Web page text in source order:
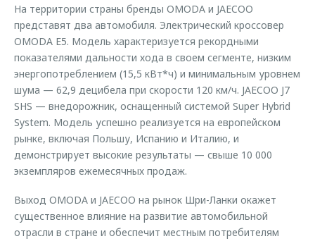
На территории страны бренды OMODA и JAECOO
представят два автомобиля. Электрический кроссовер
OMODA E5. Модель характеризуется рекордными
показателями дальности хода в своем сегменте, низким
энергопотреблением (15,5 кВт*ч) и минимальным уровнем
шума — 62,9 децибела при скорости 120 км/ч. JAECOO J7
SHS — внедорожник, оснащенный системой Super Hybrid
System. Модель успешно реализуется на европейском
рынке, включая Польшу, Испанию и Италию, и
демонстрирует высокие результаты — свыше 10 000
экземпляров ежемесячных продаж.
Выход OMODA и JAECOO на рынок Шри-Ланки окажет
существенное влияние на развитие автомобильной
отрасли в стране и обеспечит местным потребителям